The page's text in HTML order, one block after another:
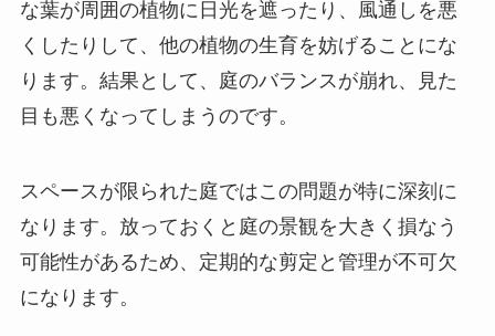
な葉が周囲の植物に日光を遮ったり、風通しを悪
くしたりして、他の植物の生育を妨げることにな
ります。結果として、庭のバランスが崩れ、見た
目も悪くなってしまうのです。
スペースが限られた庭ではこの問題が特に深刻に
なります。放っておくと庭の景観を大きく損なう
可能性があるため、定期的な剪定と管理が不可欠
になります。